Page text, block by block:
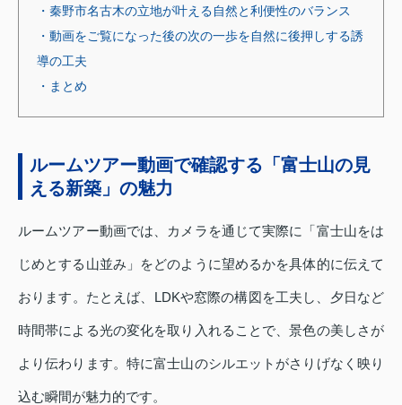
・秦野市名古木の立地が叶える自然と利便性のバランス
・動画をご覧になった後の次の一歩を自然に後押しする誘
導の工夫
・まとめ
ルームツアー動画で確認する「富士山の見
える新築」の魅力
ルームツアー動画では、カメラを通じて実際に「富士山をは
じめとする山並み」をどのように望めるかを具体的に伝えて
おります。たとえば、LDKや窓際の構図を工夫し、夕日など
時間帯による光の変化を取り入れることで、景色の美しさが
より伝わります。特に富士山のシルエットがさりげなく映り
込む瞬間が魅力的です。